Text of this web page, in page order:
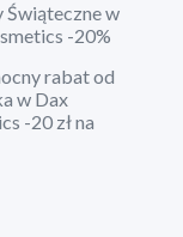
Świąteczne w
-20%
rabat od
w Dax
-20 zł na